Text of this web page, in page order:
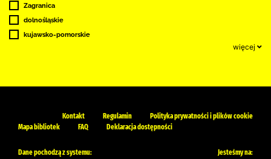
Zagranica
dolnośląskie
kujawsko-pomorskie
więcej
Kontakt Regulamin
Polityka prywatności i plików cookie
Mapa bibliotek
FAQ Deklaracja dostępności
Dane pochodzą z systemu: Jesteśmy na: